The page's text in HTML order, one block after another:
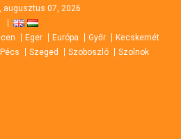
augusztus 07, 2026
Eger Európa Győr
Kecskemét
Pécs Szeged Szoboszló Szolnok